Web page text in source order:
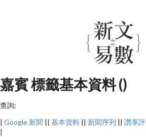
嘉賓 標籤基本資料 ()
查詢:
| Google 新聞 || 基本資料 || 新聞序列 || 讚享評
|